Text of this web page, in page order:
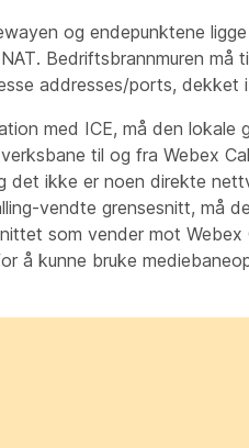
og endepunktene
Bedriftsbrannmuren må
addresses/ports, dekket i
med ICE, må den lokale
til og fra Webex
ikke er noen direkte
vendte grensesnitt, må
som vender mot Webex
å kunne bruke